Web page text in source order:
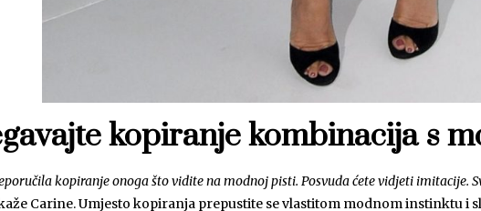
kopiranje kombinacija s
kopiranje onoga što vidite na modnoj pisti. Posvuda ćete vidjeti imitacije.
Carine. Umjesto kopiranja prepustite se vlastitom modnom instinktu i